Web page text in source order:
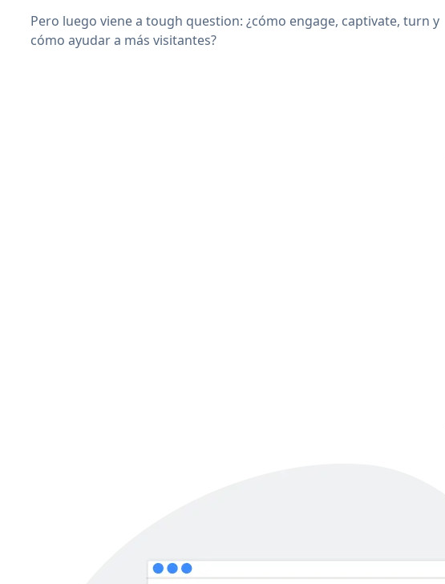
Pero luego viene a tough question: ¿cómo engage, captivate, turn y
cómo ayudar a más visitantes?